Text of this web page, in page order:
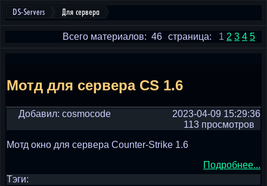
DS-Servers Для сервера
страница: 1 2 3 4 5
Всего материалов: 46
Мотд для сервера CS 1.6
Добавил: cosmocode
2023-04-09 15:29:36
113 просмотров
Мотд окно для сервера Counter-Strike 1.6
Подробнее...
Тэги: